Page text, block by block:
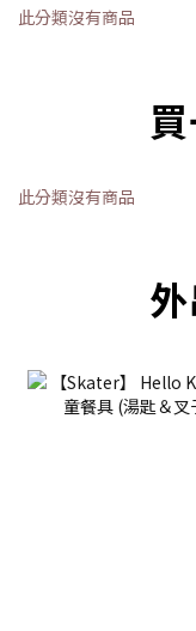
此分類沒有商品
此分類沒有商品